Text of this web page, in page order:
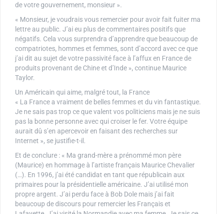
de votre gouvernement, monsieur ».
« Monsieur, je voudrais vous remercier pour avoir fait fuiter ma
lettre au public. J’ai eu plus de commentaires positifs que
négatifs. Cela vous surprendra d’apprendre que beaucoup de
compatriotes, hommes et femmes, sont d’accord avec ce que
j’ai dit au sujet de votre passivité face à l’affux en France de
produits provenant de Chine et d’Inde », continue Maurice
Taylor.
Un Américain qui aime, malgré tout, la France
« La France a vraiment de belles femmes et du vin fantastique.
Je ne sais pas trop ce que valent vos politiciens mais je ne suis
pas la bonne personne avec qui croiser le fer. Votre équipe
aurait dû s’en apercevoir en faisant des recherches sur
Internet », se justifie-t-il.
Et de conclure : « Ma grand-mère a prénommé mon père
(Maurice) en hommage à l’artiste français Maurice Chevalier
(…). En 1996, j’ai été candidat en tant que républicain aux
primaires pour la présidentielle américaine. J’ai utilisé mon
propre argent. J’ai perdu face à Bob Dole mais j’ai fait
beaucoup de discours pour remercier les Français et